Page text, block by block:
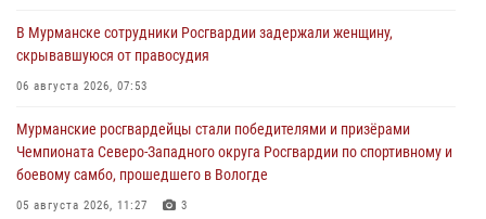
В Мурманске сотрудники Росгвардии задержали женщину,
скрывавшуюся от правосудия
06 августа 2026, 07:53
Мурманские росгвардейцы стали победителями и призёрами
Чемпионата Северо-Западного округа Росгвардии по спортивному и
боевому самбо, прошедшего в Вологде
05 августа 2026, 11:27 3